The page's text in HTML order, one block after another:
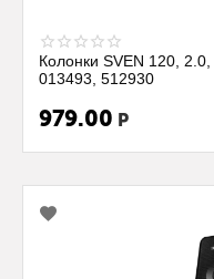
Колонки SVEN 120,
013493, 512930
979.00 Р